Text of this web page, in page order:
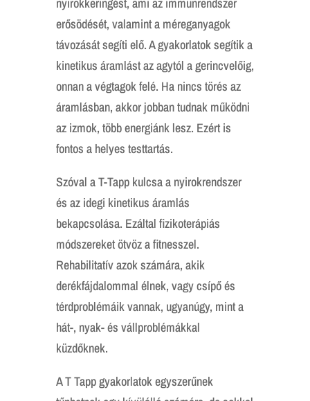
erősödését, valamint a méreganyagok
távozását segíti elő. A gyakorlatok segítik a
kinetikus áramlást az agytól a gerincvelőig,
onnan a végtagok felé. Ha nincs törés az
áramlásban, akkor jobban tudnak működni
az izmok, több energiánk lesz. Ezért is
fontos a helyes testtartás.
Szóval a T-Tapp kulcsa a nyirokrendszer
és az idegi kinetikus áramlás
bekapcsolása. Ezáltal fizikoterápiás
módszereket ötvöz a fitnesszel.
Rehabilitatív azok számára, akik
derékfájdalommal élnek, vagy csípő és
térdproblémáik vannak, ugyanúgy, mint a
hát-, nyak- és vállproblémákkal
küzdőknek.
A T Tapp gyakorlatok egyszerűnek